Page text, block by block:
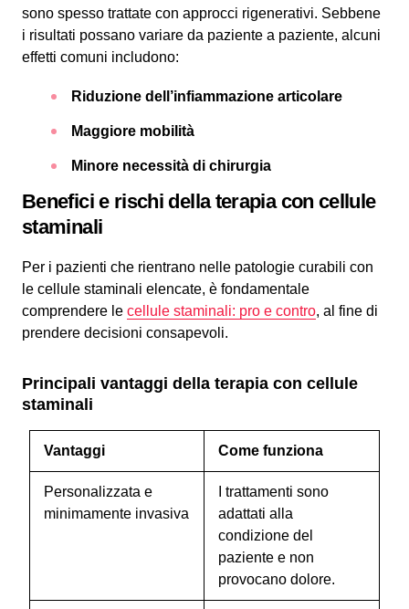
sono spesso trattate con approcci rigenerativi. Sebbene
i risultati possano variare da paziente a paziente, alcuni
effetti comuni includono:
Riduzione dell’infiammazione articolare
Maggiore mobilità
Minore necessità di chirurgia
Benefici e rischi della terapia con cellule
staminali
Per i pazienti che rientrano nelle patologie curabili con
le cellule staminali elencate, è fondamentale
comprendere le cellule staminali: pro e contro, al fine di
prendere decisioni consapevoli.
Principali vantaggi della terapia con cellule
staminali
Vantaggi Come funziona
Personalizzata e
minimamente invasiva
I trattamenti sono
adattati alla
condizione del
paziente e non
provocano dolore.